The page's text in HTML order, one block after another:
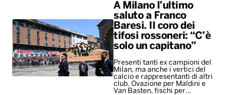
A Milano l’ultimo
saluto a Franco
Baresi. Il coro dei
tifosi rossoneri: “C’è
solo un capitano”
Presenti tanti ex campioni del
Milan, ma anche i vertici del
calcio e rappresentanti di altri
club. Ovazione per Maldini e
Van Basten, fischi per…